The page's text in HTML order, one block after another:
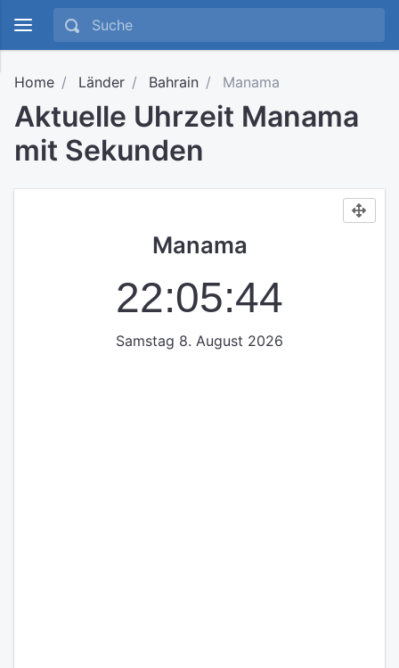
Home Länder Bahrain Manama
Aktuelle Uhrzeit Manama
mit Sekunden
Manama
22:05:45
Samstag 8. August 2026